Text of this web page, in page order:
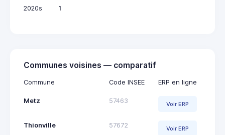
2020s
1
Communes voisines — comparatif
Commune Code INSEE ERP en ligne
Metz 57463 Voir ERP
Thionville 57672 Voir ERP